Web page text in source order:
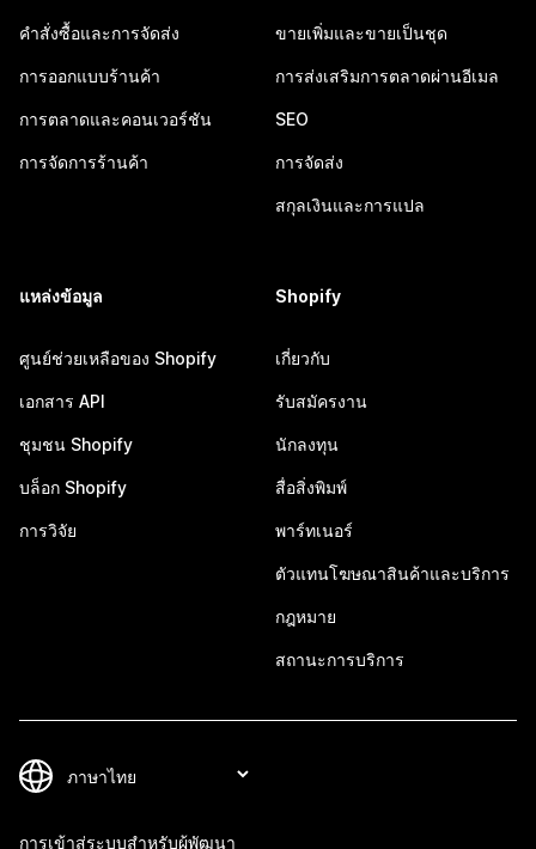
คำสั่งซื้อและการจัดส่ง
การออกแบบร้านค้า
การตลาดและคอนเวอร์ชัน
การจัดการร้านค้า
ขายเพิ่มและขายเป็นชุด
การส่งเสริมการตลาดผ่านอีเมล
SEO
การจัดส่ง
สกุลเงินและการแปล
แหล่งข้อมูล
ศูนย์ช่วยเหลือของ Shopify
เอกสาร API
ชุมชน Shopify
บล็อก Shopify
การวิจัย
Shopify
เกี่ยวกับ
รับสมัครงาน
นักลงทุน
สื่อสิ่งพิมพ์
พาร์ทเนอร์
ตัวแทนโฆษณาสินค้าและบริการ
กฎหมาย
สถานะการบริการ
การเข้าสู่ระบบสำหรับผู้พัฒนา